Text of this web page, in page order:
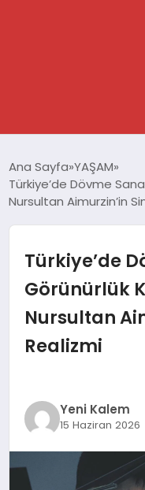
SPOR
EKONOMİ
YAŞAM
SAĞLIK
EĞİTİM
Ana Sayfa YAŞAM
Türkiye’de Dövme
Nursultan Aimurzin’in
Türkiye’de
Görünürlük
Nursultan
Realizmi
Yeni Kalem
15 Haziran 2026